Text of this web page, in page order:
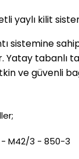
yaylı kilit
sistemine
tabanlı
ve güvenli
- M42/3 - 850-